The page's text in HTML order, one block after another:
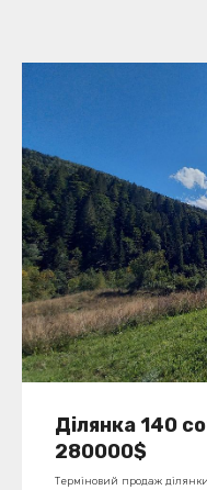
Ділянка 140
280000$
Терміновий продаж